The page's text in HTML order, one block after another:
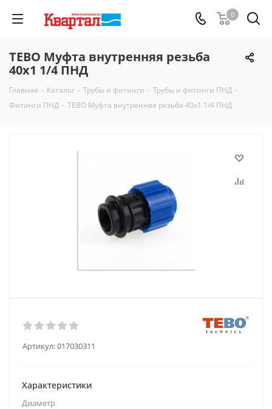
0
TEBO Муфта внутренняя резьба
40х1 1/4 ПНД
Главная - Каталог - Трубы и фитинги - Трубы и фитинги ПНД -
Фитинги ПНД - TEBO Муфта внутренняя резьба 40х1 1/4 ПНД
Артикул:017030311
Характеристики
Диаметр